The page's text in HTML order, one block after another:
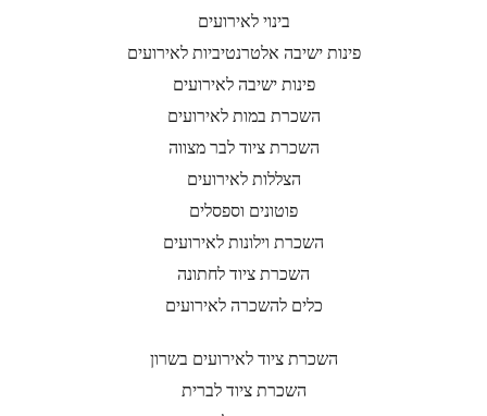
בינוי לאירועים
פינות ישיבה אלטרנטיביות לאירועים
פינות ישיבה לאירועים
השכרת במות לאירועים
השכרת ציוד לבר מצווה
הצללות לאירועים
פוטונים וספסלים
השכרת וילונות לאירועים
השכרת ציוד לחתונה
כלים להשכרה לאירועים
השכרת ציוד לאירועים בשרון
השכרת ציוד לברית